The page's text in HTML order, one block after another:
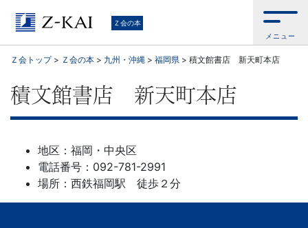
学
習
参
考
Ｚ会の本
メニュー
Ｚ会トップ> Ｚ会の本 > 九州・沖縄 > 福岡県 > 積文館書店 新天町本店
積文館書店 新天町本店
地区：福岡・中央区
電話番号：092-781-2991
場所：西鉄福岡駅 徒歩２分